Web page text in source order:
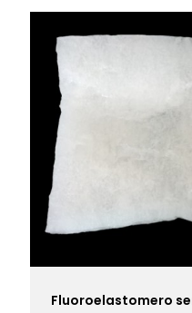
Fluoroelastomero